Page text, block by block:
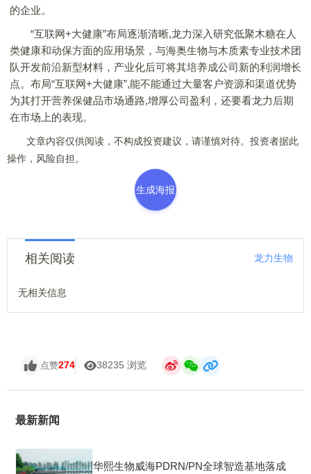
的企业。
“互联网+大健康”布局逐渐清晰,龙力深入研究低聚木糖在人
类健康和动保方面的应用场景，与海奥生物与木质素专业技术团
队开发前沿新型材料，产业化后可将其培养成公司新的利润增长
点。布局“互联网+大健康”,能不能通过大量客户资源和渠道优势
为其打开营养保健品市场通路,增厚公司盈利，还要看龙力后期
在市场上的表现。
文章内容仅供阅读，不构成投资建议，请谨慎对待。投资者据此
操作，风险自担。
生成海报
相关阅读 龙力生物
无相关信息
点赞274 38235 浏览
最新新闻
华熙生物威海PDRN/PN全球智造基地落成